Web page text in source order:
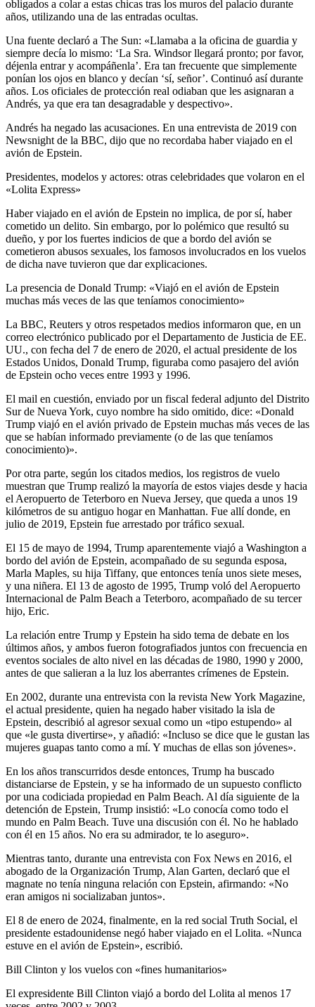
obligados a colar a estas chicas tras los muros del palacio durante
años, utilizando una de las entradas ocultas.
Una fuente declaró a The Sun: «Llamaba a la oficina de guardia y
siempre decía lo mismo: ‘La Sra. Windsor llegará pronto; por favor,
déjenla entrar y acompáñenla’. Era tan frecuente que simplemente
ponían los ojos en blanco y decían ‘sí, señor’. Continuó así durante
años. Los oficiales de protección real odiaban que les asignaran a
Andrés, ya que era tan desagradable y despectivo».
Andrés ha negado las acusaciones. En una entrevista de 2019 con
Newsnight de la BBC, dijo que no recordaba haber viajado en el
avión de Epstein.
Presidentes, modelos y actores: otras celebridades que volaron en el
«Lolita Express»
Haber viajado en el avión de Epstein no implica, de por sí, haber
cometido un delito. Sin embargo, por lo polémico que resultó su
dueño, y por los fuertes indicios de que a bordo del avión se
cometieron abusos sexuales, los famosos involucrados en los vuelos
de dicha nave tuvieron que dar explicaciones.
La presencia de Donald Trump: «Viajó en el avión de Epstein
muchas más veces de las que teníamos conocimiento»
La BBC, Reuters y otros respetados medios informaron que, en un
correo electrónico publicado por el Departamento de Justicia de EE.
UU., con fecha del 7 de enero de 2020, el actual presidente de los
Estados Unidos, Donald Trump, figuraba como pasajero del avión
de Epstein ocho veces entre 1993 y 1996.
El mail en cuestión, enviado por un fiscal federal adjunto del Distrito
Sur de Nueva York, cuyo nombre ha sido omitido, dice: «Donald
Trump viajó en el avión privado de Epstein muchas más veces de las
que se habían informado previamente (o de las que teníamos
conocimiento)».
Por otra parte, según los citados medios, los registros de vuelo
muestran que Trump realizó la mayoría de estos viajes desde y hacia
el Aeropuerto de Teterboro en Nueva Jersey, que queda a unos 19
kilómetros de su antiguo hogar en Manhattan. Fue allí donde, en
julio de 2019, Epstein fue arrestado por tráfico sexual.
El 15 de mayo de 1994, Trump aparentemente viajó a Washington a
bordo del avión de Epstein, acompañado de su segunda esposa,
Marla Maples, su hija Tiffany, que entonces tenía unos siete meses,
y una niñera. El 13 de agosto de 1995, Trump voló del Aeropuerto
Internacional de Palm Beach a Teterboro, acompañado de su tercer
hijo, Eric.
La relación entre Trump y Epstein ha sido tema de debate en los
últimos años, y ambos fueron fotografiados juntos con frecuencia en
eventos sociales de alto nivel en las décadas de 1980, 1990 y 2000,
antes de que salieran a la luz los aberrantes crímenes de Epstein.
En 2002, durante una entrevista con la revista New York Magazine,
el actual presidente, quien ha negado haber visitado la isla de
Epstein, describió al agresor sexual como un «tipo estupendo» al
que «le gusta divertirse», y añadió: «Incluso se dice que le gustan las
mujeres guapas tanto como a mí. Y muchas de ellas son jóvenes».
En los años transcurridos desde entonces, Trump ha buscado
distanciarse de Epstein, y se ha informado de un supuesto conflicto
por una codiciada propiedad en Palm Beach. Al día siguiente de la
detención de Epstein, Trump insistió: «Lo conocía como todo el
mundo en Palm Beach. Tuve una discusión con él. No he hablado
con él en 15 años. No era su admirador, te lo aseguro».
Mientras tanto, durante una entrevista con Fox News en 2016, el
abogado de la Organización Trump, Alan Garten, declaró que el
magnate no tenía ninguna relación con Epstein, afirmando: «No
eran amigos ni socializaban juntos».
El 8 de enero de 2024, finalmente, en la red social Truth Social, el
presidente estadounidense negó haber viajado en el Lolita. «Nunca
estuve en el avión de Epstein», escribió.
Bill Clinton y los vuelos con «fines humanitarios»
El expresidente Bill Clinton viajó a bordo del Lolita al menos 17